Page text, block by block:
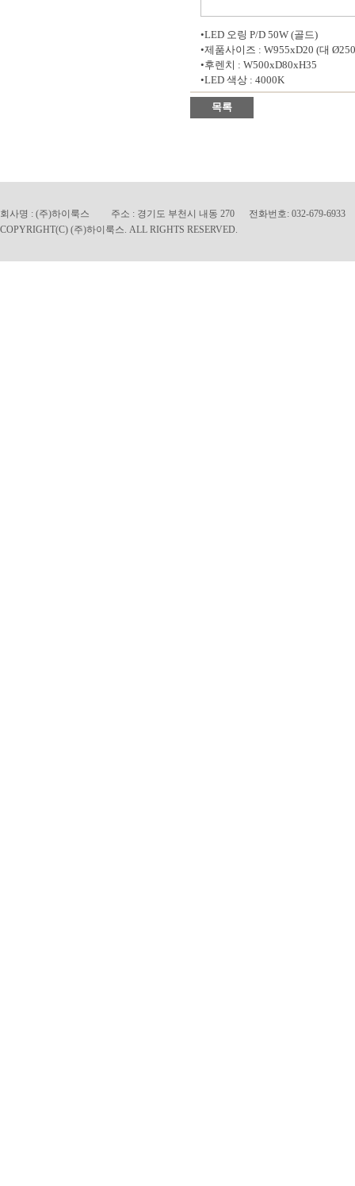
•LED 오링 P/D 50W (골드)
•제품사이즈 : W955xD20 (대
•후렌치 : W500xD80xH35
•LED 색상 : 4000K
목록
회사명 : (주)하이룩스 주소 : 경기도 부천시 내동 270 전화번호: 032-679-6933
COPYRIGHT(C) (주)하이룩스. ALL RIGHTS RESERVED.